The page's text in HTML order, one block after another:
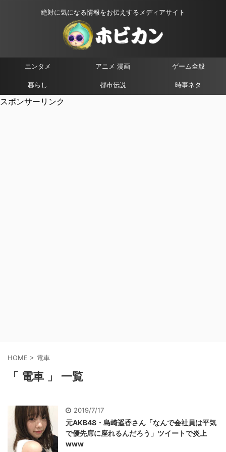
絶対に気になる情報をお伝えするメディアサイト
エンタメ アニメ 漫画 ゲーム全般
暮らし 都市伝説 時事ネタ
スポンサーリンク
HOME > 電車
「 電車 」 一覧
2019/7/17
元AKB48・島崎遥香さん「なんで会社員は平気
で優先席に座れるんだろう」ツイートで炎上
www